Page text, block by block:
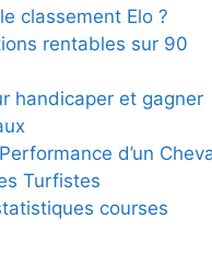
classement Elo ?
rentables sur 90
handicaper et gagner
d’un
Turfistes
courses